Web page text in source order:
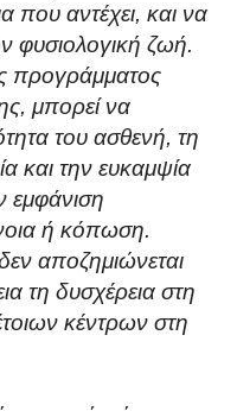
που αντέχει, και να
φυσιολογική ζωή.
προγράμματος
μπορεί να
του ασθενή, τη
και την ευκαμψία
εμφάνιση
ή κόπωση.
αποζημιώνεται
τη δυσχέρεια στη
κέντρων στη